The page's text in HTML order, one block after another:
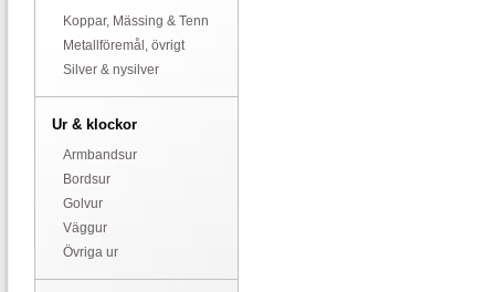
Koppar, Mässing & Tenn
Metallföremål, övrigt
Silver & nysilver
Ur & klockor
Armbandsur
Bordsur
Golvur
Väggur
Övriga ur